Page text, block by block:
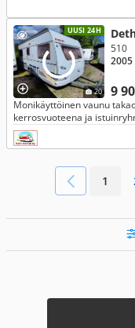
UUSI 24H
20 9
510
2005
Monikäyttöinen vaunu
kerrosvuoteena ja
1